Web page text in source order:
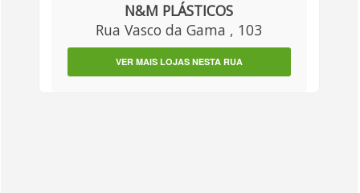
N&M PLÁSTICOS
Rua Vasco da Gama , 103
VER MAIS LOJAS NESTA RUA